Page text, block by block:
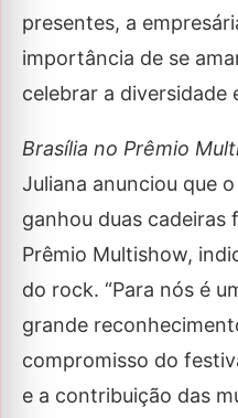
presentes, a
importância de se
celebrar a diversidade
Brasília no Prêmio
Juliana anunciou que
ganhou duas cadeiras
Prêmio Multishow,
do rock. “Para nós é
grande
compromisso do
e a contribuição das